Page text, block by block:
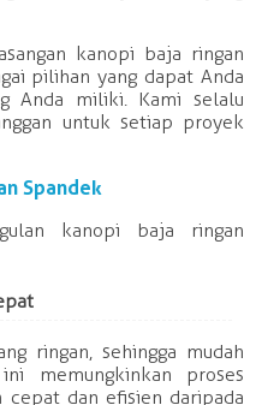
kanopi baja ringan
pilihan yang dapat Anda
Anda miliki. Kami selalu
untuk setiap proyek
Spandek
kanopi baja ringan
ringan, sehingga mudah
memungkinkan proses
cepat dan efisien daripada